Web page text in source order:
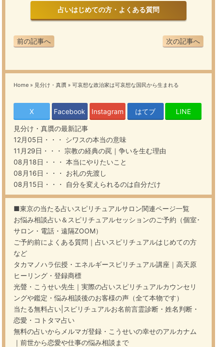
占いはじめての方・よくある質問
次の記事へ
前の記事へ
Home » 見分け・真贋 » 可哀想な政治家は可哀想な国民から生まれる
X Facebook Instagram はてブ LINE
見分け・真贋の最新記事
12月05日・・・ シワスの本当の意味
11月29日・・・ 宗教の経典の罠｜争いを生む理由
08月18日・・・ 本当にやりたいこと
08月16日・・・ お礼の先渡し
08月15日・・・
自分を変えられるのは自分だけ
■東京の当たる占いスピリチュアルサロン関連ページ一覧
お悩み相談占い＆スピリチュアルセッションのご予約（個室･
サロン・電話・遠隔ZOOM）
ご予約前によくある質問｜占いスピリチュアルはじめての方
など
タカマノハラ伝授・エネルギースピリチュアル講座｜高天原
ヒーリング・登録商標
光聲・こうせい先生｜実際の占いスピリチュアルカウンセリ
ングや鑑定・悩み相談後のお客様の声（全て本物です）
当たる無料占い|スピリチュアルお名前言霊診断・姓名判断・
恋愛・コトタマ占い
無料の占いからメルマガ登録・こうせいの幸せのアルカナム
｜前世から恋愛や仕事の悩み相談まで